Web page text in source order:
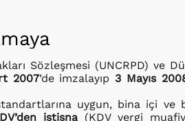
Sözleşmesi (UNCRPD) ve
2007’de imzalayıp3 Mayıs
uygun, bina içi ve
istisna(KDV vergi